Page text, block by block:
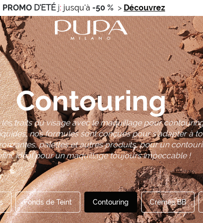
PROMO D'ETÉ j: jusqu'à -50 % > Découvrez
Contouring
traits du visage avec le maquillage pour
nos formules sont conçues pour s’adapter à
palettes et autres produits, pour un
idéal pour un maquillage toujours impeccable !
Fonds de Teint Contouring Crèmes BB